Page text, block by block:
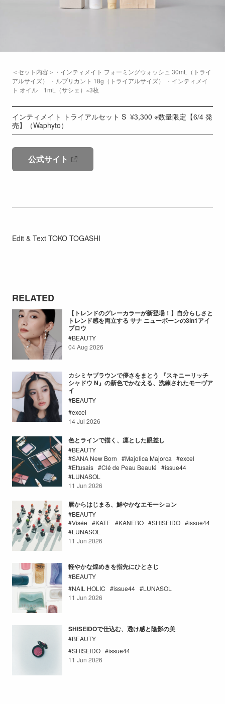
＜セット内容＞・インティメイト フォーミングウォッシュ 30mL（トライ
アルサイズ） ・ルブリカント 18g（トライアルサイズ） ・インティメイ
ト オイル 1mL（サシェ）×3枚
インティメイト トライアルセット S ¥3,300 ※数量限定【6/4 発
売】（Waphyto）
公式サイト
Edit & Text TOKO TOGASHI
RELATED
【トレンドのグレーカラーが新登場！】自分らしさと
トレンド感を両立する サナ ニューボーンの3in1アイ
ブロウ
BEAUTY
04 Aug 2026
カシミヤブラウンで儚さをまとう 『スキニーリッチ
シャドウ N』の新色でかなえる、洗練されたモーヴア
イ
BEAUTY
excel
14 Jul 2026
色とラインで描く、凛とした眼差し
BEAUTY
SANA New Born
Majolica Majorca
excel
Ettusais
Clé de Peau Beauté
issue44
LUNASOL
11 Jun 2026
唇からはじまる、鮮やかなエモーション
BEAUTY
Visée
KATE KANEBO SHISEIDO
issue44
LUNASOL
11 Jun 2026
軽やかな煌めきを指先にひとさじ
BEAUTY
NAIL HOLIC
issue44
LUNASOL
11 Jun 2026
SHISEIDOで仕込む、透け感と陰影の美
BEAUTY
SHISEIDO
issue44
11 Jun 2026